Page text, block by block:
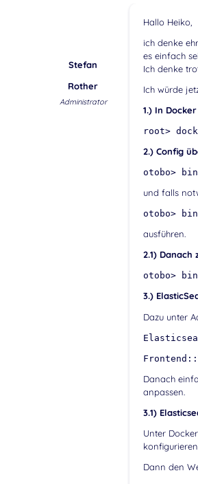
Stefan
Rother
Administrator
Hallo Heiko,
ich denke
es einfach
Ich denke
Ich würde
1.) In
root>
2.) Config
otobo>
und falls
otobo>
ausführen.
2.1)
otobo>
3.)
Dazu unter
Danach
anpassen.
3.1)
Unter
Dann den